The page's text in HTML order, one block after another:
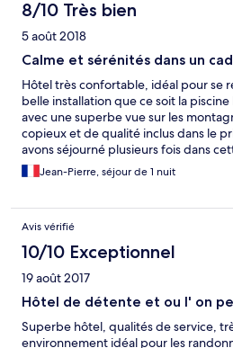
8/10 Très bien
5 août 2018
Calme et sérénités dans un
Hôtel très confortable, idéal pour se
belle installation que ce soit la piscine
avec une superbe vue sur les
copieux et de qualité inclus dans le
avons séjourné plusieurs fois dans
pouvoir y retourné.
Jean-Pierre, séjour de 1 nuit
Avis vérifié
10/10 Exceptionnel
19 août 2017
Hôtel de détente et ou l' on
Superbe hôtel, qualités de service,
environnement idéal pour les